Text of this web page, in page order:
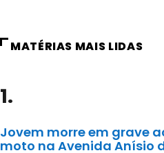
MATÉRIAS MAIS LIDAS
1.
Jovem morre em grave
moto na Avenida Anísio